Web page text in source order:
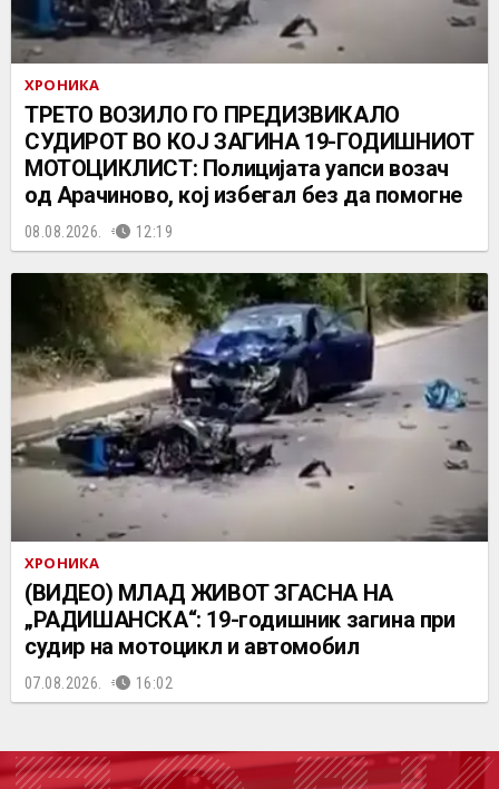
ХРОНИКА
ТРЕТО ВОЗИЛО ГО ПРЕДИЗВИКАЛО
СУДИРОТ ВО КОЈ ЗАГИНА 19-ГОДИШНИОТ
МОТОЦИКЛИСТ: Полицијата уапси возач
од Арачиново, кој избегал без да помогне
08.08.2026. 12:19
ХРОНИКА
(ВИДЕО) МЛАД ЖИВОТ ЗГАСНА НА
„РАДИШАНСКА“: 19-годишник загина при
судир на мотоцикл и автомобил
07.08.2026. 16:02